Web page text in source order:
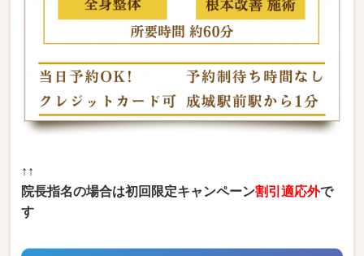
↑↑
院長指名の場合は初回限定キャンペーン割引適応外で
す